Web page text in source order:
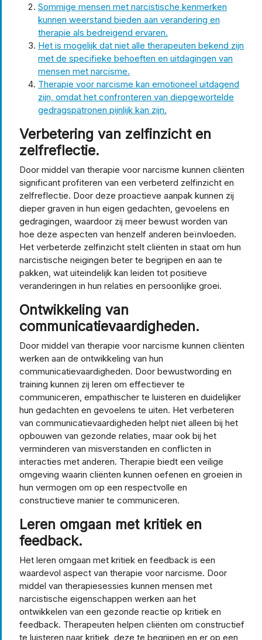
Sommige mensen met narcistische kenmerken
kunnen weerstand bieden aan verandering en
therapie als bedreigend ervaren.
Het is mogelijk dat niet alle therapeuten bekend zijn
met de specifieke behoeften en uitdagingen van
mensen met narcisme.
Therapie voor narcisme kan emotioneel uitdagend
zijn, omdat het confronteren van diepgewortelde
gedragspatronen pijnlijk kan zijn.
Verbetering van zelfinzicht en
zelfreflectie.
Door middel van therapie voor narcisme kunnen cliënten
significant profiteren van een verbeterd zelfinzicht en
zelfreflectie. Door deze proactieve aanpak kunnen zij
dieper graven in hun eigen gedachten, gevoelens en
gedragingen, waardoor zij meer bewust worden van
hoe deze aspecten van henzelf anderen beïnvloeden.
Het verbeterde zelfinzicht stelt cliënten in staat om hun
narcistische neigingen beter te begrijpen en aan te
pakken, wat uiteindelijk kan leiden tot positieve
veranderingen in hun relaties en persoonlijke groei.
Ontwikkeling van
communicatievaardigheden.
Door middel van therapie voor narcisme kunnen cliënten
werken aan de ontwikkeling van hun
communicatievaardigheden. Door bewustwording en
training kunnen zij leren om effectiever te
communiceren, empathischer te luisteren en duidelijker
hun gedachten en gevoelens te uiten. Het verbeteren
van communicatievaardigheden helpt niet alleen bij het
opbouwen van gezonde relaties, maar ook bij het
verminderen van misverstanden en conflicten in
interacties met anderen. Therapie biedt een veilige
omgeving waarin cliënten kunnen oefenen en groeien in
hun vermogen om op een respectvolle en
constructieve manier te communiceren.
Leren omgaan met kritiek en
feedback.
Het leren omgaan met kritiek en feedback is een
waardevol aspect van therapie voor narcisme. Door
middel van therapiesessies kunnen mensen met
narcistische eigenschappen werken aan het
ontwikkelen van een gezonde reactie op kritiek en
feedback. Therapeuten helpen cliënten om constructief
te luisteren naar kritiek, deze te begrijpen en er op een